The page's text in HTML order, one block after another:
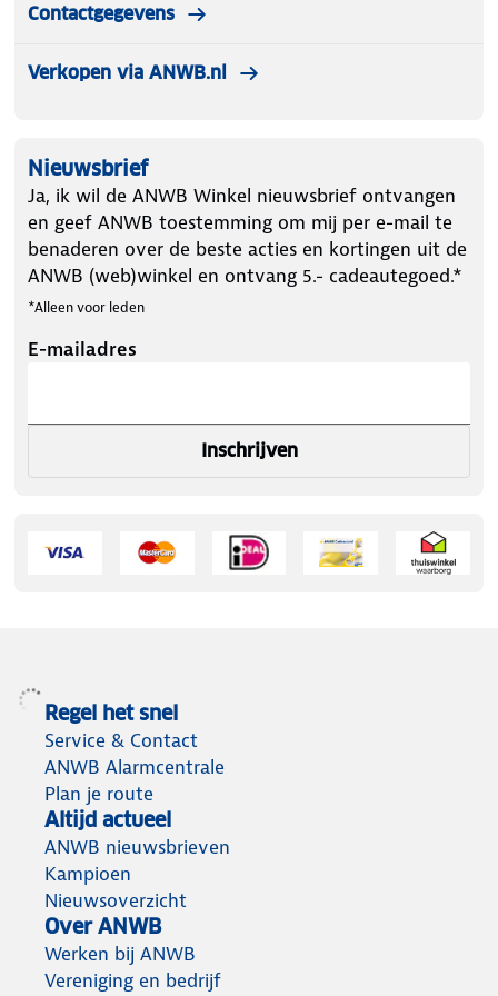
Contactgegevens
Verkopen via ANWB.nl
Nieuwsbrief
Ja, ik wil de ANWB Winkel nieuwsbrief ontvangen
en geef ANWB toestemming om mij per e-mail te
benaderen over de beste acties en kortingen uit de
ANWB (web)winkel en ontvang 5.- cadeautegoed.*
*Alleen voor leden
E-mailadres
Inschrijven
Regel het snel
Service & Contact
ANWB Alarmcentrale
Plan je route
Altijd actueel
ANWB nieuwsbrieven
Kampioen
Nieuwsoverzicht
Over ANWB
Werken bij ANWB
Vereniging en bedrijf